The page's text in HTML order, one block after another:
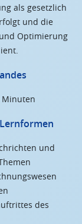
als gesetzlich
und die
Optimierung
Minuten
und
des